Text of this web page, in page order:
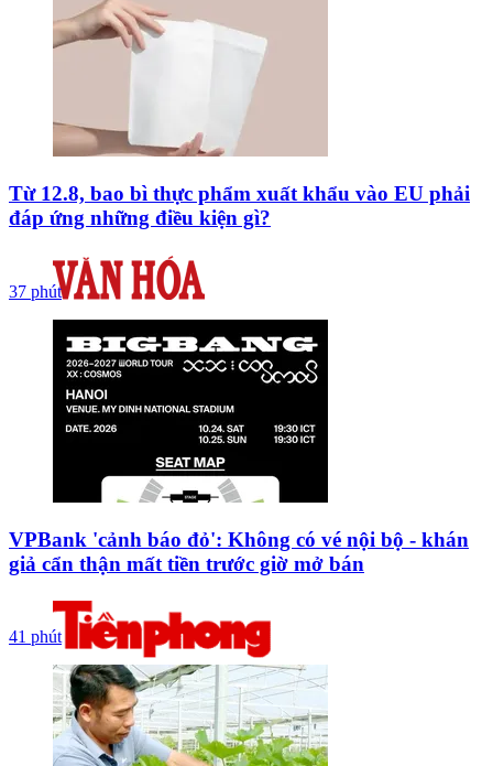
Từ 12.8, bao bì thực phẩm xuất khẩu vào EU phải
đáp ứng những điều kiện gì?
37 phút
VPBank 'cảnh báo đỏ': Không có vé nội bộ - khán
giả cẩn thận mất tiền trước giờ mở bán
41 phút